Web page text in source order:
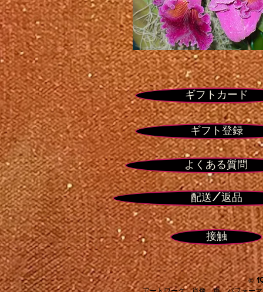
シ
ョ
ー
ス
ト
ッ
パ
ー
ギフトカード
ギフト登録
よくある質問
配送/返品
接触
©